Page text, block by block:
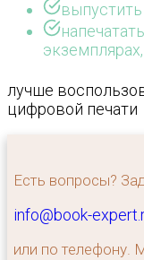
лучше
цифровой печати
Есть вопросы?
info@book-
или по телефону.